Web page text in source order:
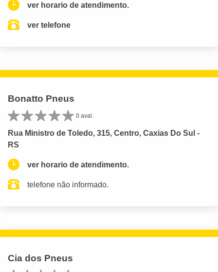
ver horario de atendimento.
ver telefone
Bonatto Pneus
0 aval.
Rua Ministro de Toledo, 315, Centro, Caxias Do Sul -
RS
ver horario de atendimento.
telefone não informado.
Cia dos Pneus